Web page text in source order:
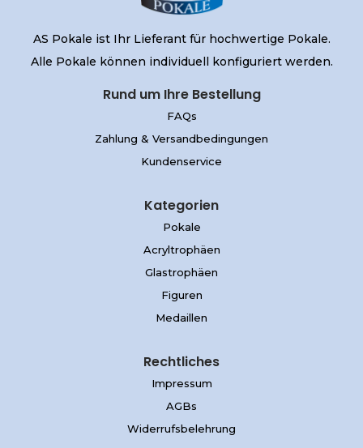
AS Pokale ist Ihr Lieferant für hochwertige Pokale.
Alle Pokale können individuell konfiguriert werden.
Rund um Ihre Bestellung
FAQs
Zahlung & Versandbedingungen
Kundenservice
Kategorien
Pokale
Acryltrophäen
Glastrophäen
Figuren
Medaillen
Rechtliches
Impressum
AGBs
Widerrufsbelehrung